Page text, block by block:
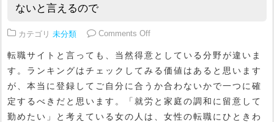
ないと言えるので
カテゴリ 未分類 Comments Offon フリーターと呼ばれている人
転職サイトと言っても、当然得意としている分野が違いま
す。ランキングはチェックしてみる価値はあると思います
が、本当に登録してご自分に合うか合わないかで一つに確
定するべきだと思います。「就労と家庭の調和に留意して
勤めたい」と考えている女の人は、女性の転職にひときわ